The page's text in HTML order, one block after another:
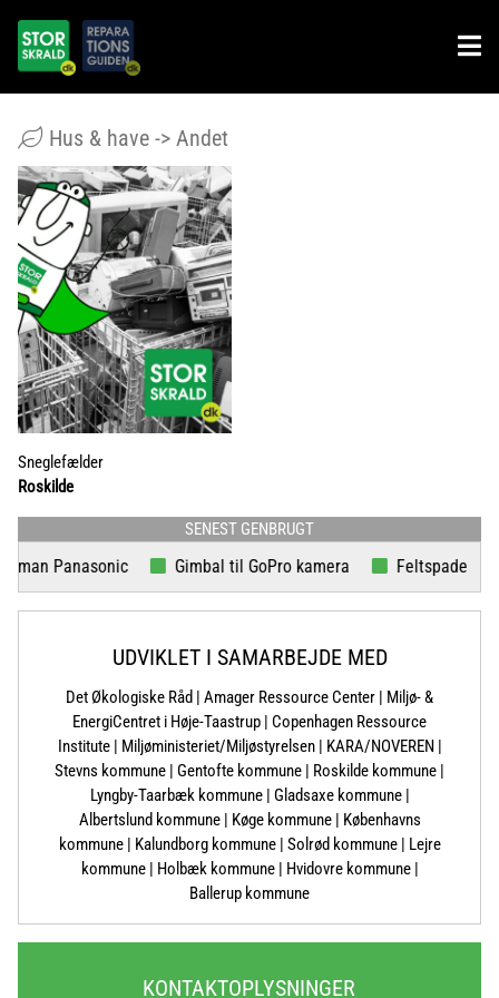
Hus & have -> Andet
Sneglefælder
Roskilde
SENEST GENBRUGT
Panasonic Gimbal til GoPro kamera Feltspade
UDVIKLET I SAMARBEJDE MED
Det Økologiske Råd | Amager Ressource Center | Miljø- &
EnergiCentret i Høje-Taastrup | Copenhagen Ressource
Institute | Miljøministeriet/Miljøstyrelsen | KARA/NOVEREN |
Stevns kommune | Gentofte kommune | Roskilde kommune |
Lyngby-Taarbæk kommune | Gladsaxe kommune |
Albertslund kommune | Køge kommune | Københavns
kommune | Kalundborg kommune | Solrød kommune | Lejre
kommune | Holbæk kommune | Hvidovre kommune |
Ballerup kommune
KONTAKTOPLYSNINGER